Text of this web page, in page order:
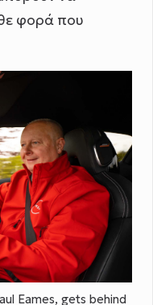
φορά που
Eames, gets behind